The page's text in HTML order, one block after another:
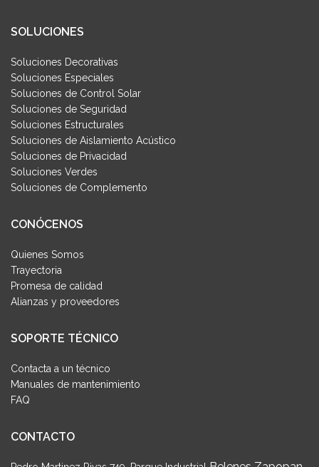
SOLUCIONES
Soluciones Decorativas
Soluciones Especiales
Soluciones de Control Solar
Soluciones de Seguridad
Soluciones Estructurales
Soluciones de Aislamiento Acústico
Soluciones de Privacidad
Soluciones Verdes
Soluciones de Complemento
CONÓCENOS
Quienes Somos
Trayectoria
Promesa de calidad
Alianzas y proveedores
SOPORTE TÉCNICO
Contacta a un técnico
Manuales de mantenimiento
FAQ
CONTACTO